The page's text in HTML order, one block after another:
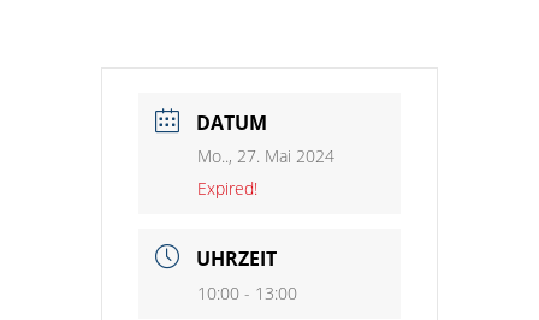
DATUM
Mo.., 27. Mai 2024
Expired!
UHRZEIT
10:00 - 13:00